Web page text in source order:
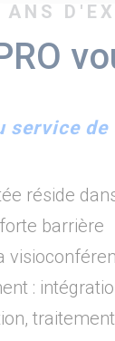
service de
réside
barrière
:
traitement